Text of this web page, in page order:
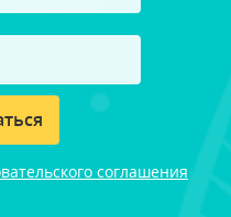
соглашения